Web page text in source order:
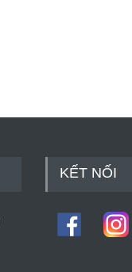
KẾT NỐI